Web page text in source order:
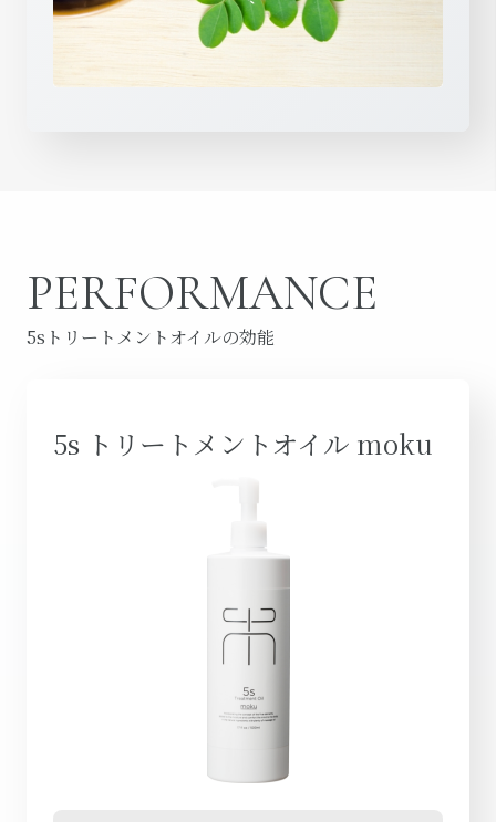
PERFORMANCE
5sトリートメントオイルの効能
5s トリートメントオイル moku